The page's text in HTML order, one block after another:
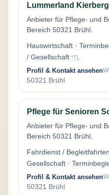
Lummerland Kierberg
Anbieter für Pflege- und
Bereich 50321 Brühl.
Hauswirtschaft ·
/ Gesellschaft *TL
Profil & Kontakt ansehen
50321 Brühl
Pflege für Senioren
Anbieter für Pflege- und
Bereich 50321 Brühl.
Fahrdienst /
Gesellschaft ·
Profil & Kontakt ansehen
50321 Brühl